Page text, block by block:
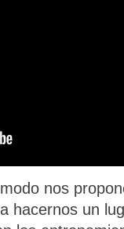
nos
hacernos un